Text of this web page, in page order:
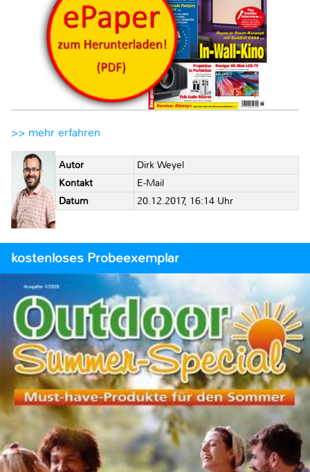
>> mehr erfahren
Autor
Dirk Weyel
Kontakt
E-Mail
Datum
20.12.2017, 16:14 Uhr
kostenloses Probeexemplar